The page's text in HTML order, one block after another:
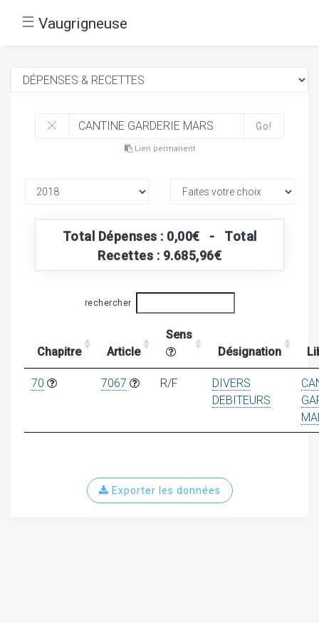
☰ Vaugrigneuse
Go!
Lien permanent
Total Dépenses : 0,00€ - Total
Recettes : 9.685,96€
rechercher
Chapitre Article
Sens
Désignation
70 7067 R/F
DIVERS
DEBITEURS
Exporter les données